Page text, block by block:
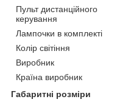
Пульт дистанційного
керування
Лампочки в комплекті
Колір світіння
Виробник
Країна виробник
Габаритні розміри